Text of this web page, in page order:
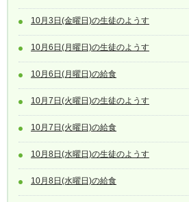
10月3日(金曜日)の生徒のようす
10月6日(月曜日)の生徒のようす
10月6日(月曜日)の給食
10月7日(火曜日)の生徒のようす
10月7日(火曜日)の給食
10月8日(水曜日)の生徒のようす
10月8日(水曜日)の給食